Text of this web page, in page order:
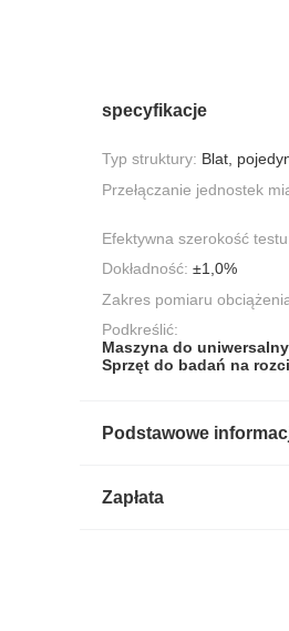
specyfikacje
Typ struktury: Blat,
Przełączanie jednostek
Efektywna szerokość
Dokładność: ±1,0%
Zakres pomiaru
Podkreślić:
Maszyna do
Sprzęt do badań na
Podstawowe
Zapłata